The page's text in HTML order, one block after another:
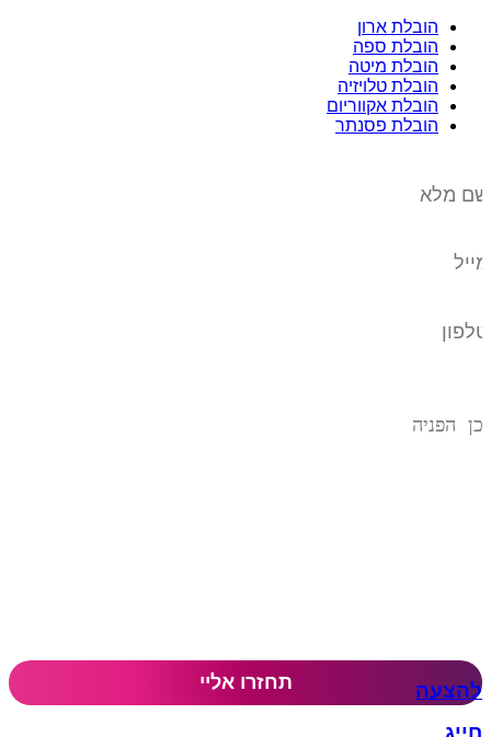
הובלת ארון
הובלת ספה
הובלת מיטה
הובלת טלויזיה
הובלת אקווריום
הובלת פסנתר
להצעה
חייג